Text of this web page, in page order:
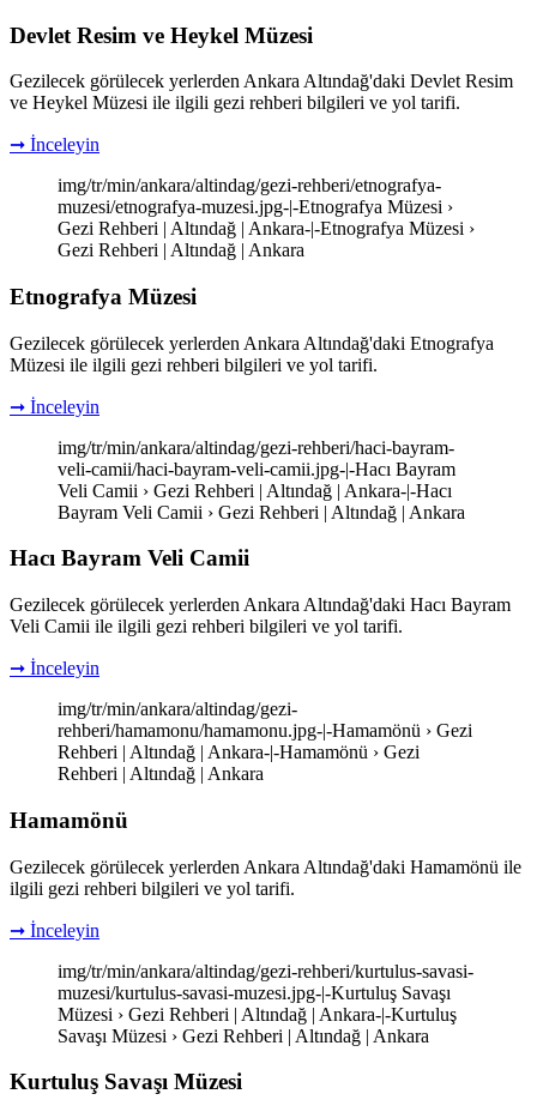
Devlet Resim ve Heykel Müzesi
Gezilecek görülecek yerlerden Ankara Altındağ'daki Devlet Resim
ve Heykel Müzesi ile ilgili gezi rehberi bilgileri ve yol tarifi.
➞ İnceleyin
img/tr/min/ankara/altindag/gezi-rehberi/etnografya-
muzesi/etnografya-muzesi.jpg-|-Etnografya Müzesi ›
Gezi Rehberi | Altındağ | Ankara-|-Etnografya Müzesi ›
Gezi Rehberi | Altındağ | Ankara
Etnografya Müzesi
Gezilecek görülecek yerlerden Ankara Altındağ'daki Etnografya
Müzesi ile ilgili gezi rehberi bilgileri ve yol tarifi.
➞ İnceleyin
img/tr/min/ankara/altindag/gezi-rehberi/haci-bayram-
veli-camii/haci-bayram-veli-camii.jpg-|-Hacı Bayram
Veli Camii › Gezi Rehberi | Altındağ | Ankara-|-Hacı
Bayram Veli Camii › Gezi Rehberi | Altındağ | Ankara
Hacı Bayram Veli Camii
Gezilecek görülecek yerlerden Ankara Altındağ'daki Hacı Bayram
Veli Camii ile ilgili gezi rehberi bilgileri ve yol tarifi.
➞ İnceleyin
img/tr/min/ankara/altindag/gezi-
rehberi/hamamonu/hamamonu.jpg-|-Hamamönü › Gezi
Rehberi | Altındağ | Ankara-|-Hamamönü › Gezi
Rehberi | Altındağ | Ankara
Hamamönü
Gezilecek görülecek yerlerden Ankara Altındağ'daki Hamamönü ile
ilgili gezi rehberi bilgileri ve yol tarifi.
➞ İnceleyin
img/tr/min/ankara/altindag/gezi-rehberi/kurtulus-savasi-
muzesi/kurtulus-savasi-muzesi.jpg-|-Kurtuluş Savaşı
Müzesi › Gezi Rehberi | Altındağ | Ankara-|-Kurtuluş
Savaşı Müzesi › Gezi Rehberi | Altındağ | Ankara
Kurtuluş Savaşı Müzesi